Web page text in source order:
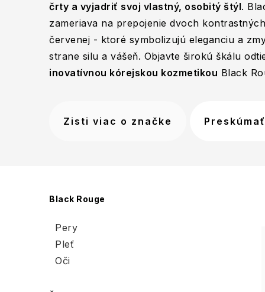
črty a vyjadriť svoj vlastný, osobitý štýl.
zameriava na prepojenie dvoch
červenej - ktoré symbolizujú eleganciu a
strane silu a vášeň. Objavte širokú škálu
inovatívnou kórejskou kozmetikou Black
Zisti viac o značke
B
o
č
n
Black Rouge
Pery
Pleť
Oči